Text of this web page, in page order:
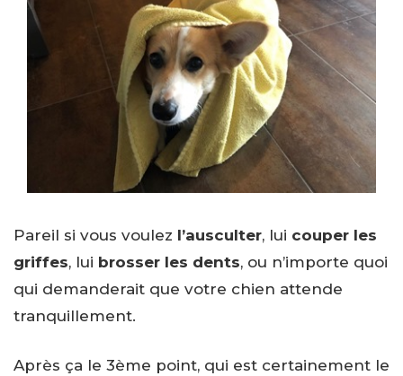
Pareil si vous voulez l’ausculter, lui couper les
griffes, lui brosser les dents, ou n’importe quoi
qui demanderait que votre chien attende
tranquillement.
Après ça le 3ème point, qui est certainement le